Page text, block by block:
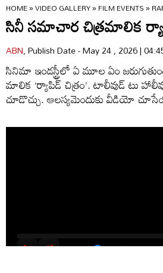
HOME»VIDEO GALLERY»FILM EVENTS»
సినీ సమాచార చిత్రమాలిక
ABN, Publish Date - May 24 , 2026 |
సినిమా ఇండస్ట్రీలో ఏ మూల ఏం
మాలిక ‘ర్యాపిడ్‌ చిత్రం’. టాలీవుడ్ టు
చూడొచ్చు. ఆలస్యమెందుకు వీడియో